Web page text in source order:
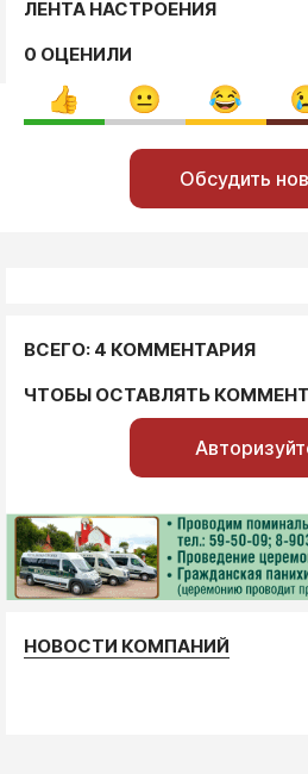
ЛЕНТА НАСТРОЕНИЯ
0 ОЦЕНИЛИ
Обсудить
ВСЕГО: 4 КОММЕНТАРИЯ
ЧТОБЫ ОСТАВЛЯТЬ
НОВОСТИ КОМПАНИЙ